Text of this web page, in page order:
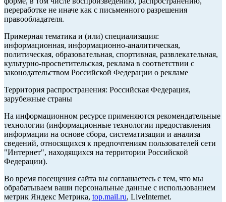
переработке не иначе как с письменного разрешения
правообладателя.
Примерная тематика и (или) специализация:
информационная, информационно-аналитическая,
политическая, образовательная, спортивная, развлекательная,
культурно-просветительская, реклама в соответствии с
законодательством Российской Федерации о рекламе
Территория распространения: Российская Федерация,
зарубежные страны
На информационном ресурсе применяются рекомендательные
технологии (информационные технологии предоставления
информации на основе сбора, систематизации и анализа
сведений, относящихся к предпочтениям пользователей сети
"Интернет", находящихся на территории Российской
Федерации).
Во время посещения сайта вы соглашаетесь с тем, что мы
обрабатываем ваши персональные данные с использованием
метрик Яндекс Метрика, top.mail.ru, LiveInternet.